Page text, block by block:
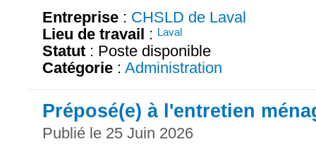
Entreprise : CHSLD de Laval
Lieu de travail : Laval
Statut : Poste disponible
Catégorie : Administration
Préposé(e) à l'entretien
Publié le 25 Juin 2026